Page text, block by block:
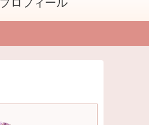
プロフィール